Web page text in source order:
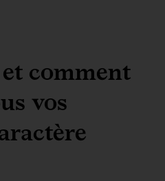
comment
vos